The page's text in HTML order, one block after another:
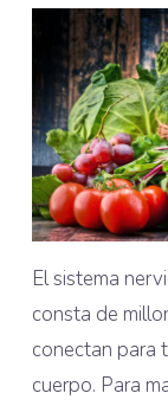
El sistema
consta de
conectan para
cuerpo. Para